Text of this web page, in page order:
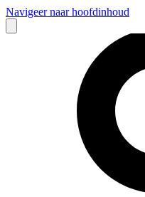
Navigeer naar hoofdinhoud